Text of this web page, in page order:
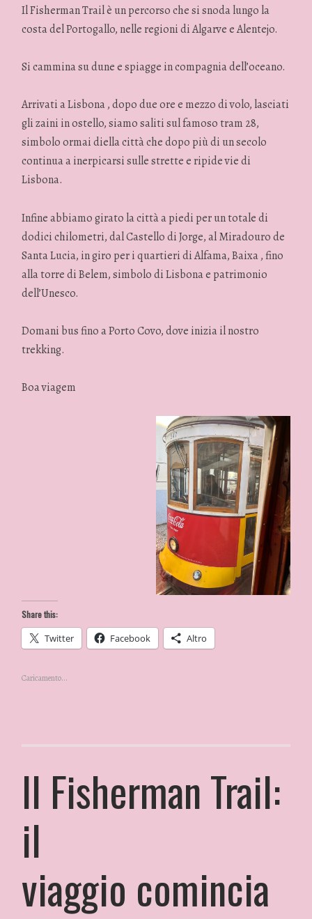
Il Fisherman Trail è un percorso che si snoda lungo la
costa del Portogallo, nelle regioni di Algarve e Alentejo.
Si cammina su dune e spiagge in compagnia dell’oceano.
Arrivati a Lisbona , dopo due ore e mezzo di volo, lasciati
gli zaini in ostello, siamo saliti sul famoso tram 28,
simbolo ormai diella città che dopo più di un secolo
continua a inerpicarsi sulle strette e ripide vie di
Lisbona.
Infine abbiamo girato la città a piedi per un totale di
dodici chilometri, dal Castello di Jorge, al Miradouro de
Santa Lucia, in giro per i quartieri di Alfama, Baixa , fino
alla torre di Belem, simbolo di Lisbona e patrimonio
dell’Unesco.
Domani bus fino a Porto Covo, dove inizia il nostro
trekking.
Boa viagem
Share this:
Twitter Facebook Altro
Caricamento...
Il Fisherman Trail:
il
viaggio comincia